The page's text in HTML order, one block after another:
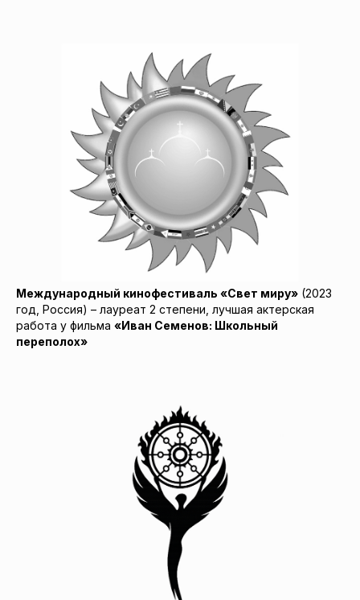
Международный кинофестиваль «Свет миру» (2023
год, Россия) – лауреат 2 степени, лучшая актерская
работа у фильма «Иван Семенов: Школьный
переполох»